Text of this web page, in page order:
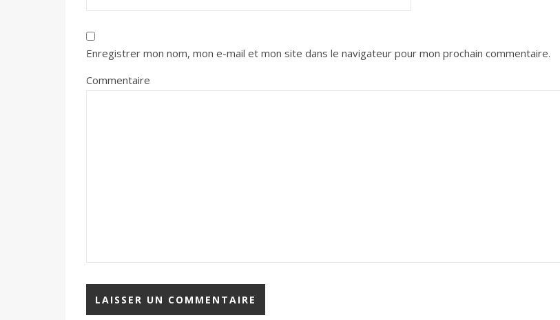
Enregistrer mon nom, mon e-mail et mon site dans le navigateur pour mon prochain commentaire.
Commentaire